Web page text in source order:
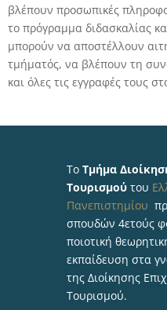
βλέπουν προσωπικές
το πρόγραμμα διδασκαλίας
μπορούν να αποστέλλουν
τμήματός, να βλέπουν τη
και όλες τις εγγραφές τους
Το Τμήμα
Τουρισμού του
Πανεπιστημίου
σπουδών 4ετούς
ποιοτική
εκπαίδευση στα
της Διοίκησης
Τουρισμού.